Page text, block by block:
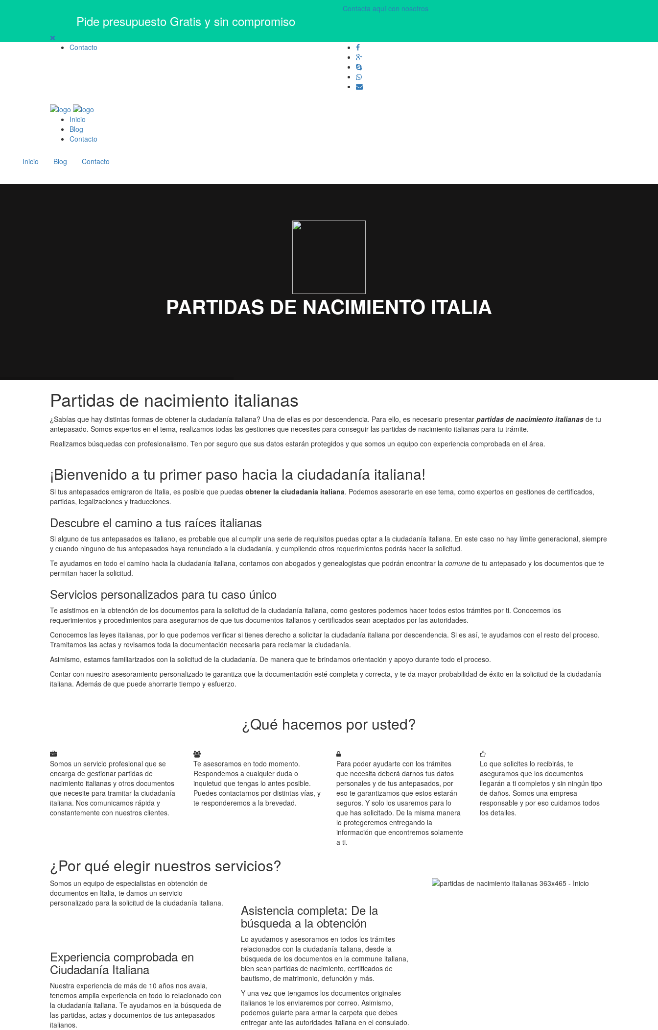
Pide presupuesto Gratis y sin compromiso
Contacta aquí con nosotros
Contacto
Inicio
Blog
Contacto
Inicio Blog Contacto
Partidas de nacimiento italianas
¿Sabías que hay distintas formas de obtener la ciudadanía italiana? Una de ellas es por descendencia. Para ello, es necesario presentar partidas de nacimiento italianas de tu
antepasado. Somos expertos en el tema, realizamos todas las gestiones que necesites para conseguir las partidas de nacimiento italianas para tu trámite.
Realizamos búsquedas con profesionalismo. Ten por seguro que sus datos estarán protegidos y que somos un equipo con experiencia comprobada en el área.
¡Bienvenido a tu primer paso hacia la ciudadanía italiana!
Si tus antepasados emigraron de Italia, es posible que puedas obtener la ciudadanía italiana. Podemos asesorarte en ese tema, como expertos en gestiones de certificados,
partidas, legalizaciones y traducciones.
Descubre el camino a tus raíces italianas
Si alguno de tus antepasados es italiano, es probable que al cumplir una serie de requisitos puedas optar a la ciudadanía italiana. En este caso no hay límite generacional, siempre
y cuando ninguno de tus antepasados haya renunciado a la ciudadanía, y cumpliendo otros requerimientos podrás hacer la solicitud.
Te ayudamos en todo el camino hacia la ciudadanía italiana, contamos con abogados y genealogistas que podrán encontrar la comune de tu antepasado y los documentos que te
permitan hacer la solicitud.
Servicios personalizados para tu caso único
Te asistimos en la obtención de los documentos para la solicitud de la ciudadanía italiana, como gestores podemos hacer todos estos trámites por ti. Conocemos los
requerimientos y procedimientos para asegurarnos de que tus documentos italianos y certificados sean aceptados por las autoridades.
Conocemos las leyes italianas, por lo que podemos verificar si tienes derecho a solicitar la ciudadanía italiana por descendencia. Si es así, te ayudamos con el resto del proceso.
Tramitamos las actas y revisamos toda la documentación necesaria para reclamar la ciudadanía.
Asimismo, estamos familiarizados con la solicitud de la ciudadanía. De manera que te brindamos orientación y apoyo durante todo el proceso.
Contar con nuestro asesoramiento personalizado te garantiza que la documentación esté completa y correcta, y te da mayor probabilidad de éxito en la solicitud de la ciudadanía
italiana. Además de que puede ahorrarte tiempo y esfuerzo.
¿Qué hacemos por usted?
Somos un servicio profesional que se
encarga de gestionar partidas de
nacimiento italianas y otros documentos
que necesite para tramitar la ciudadanía
italiana. Nos comunicamos rápida y
constantemente con nuestros clientes.
Te asesoramos en todo momento.
Respondemos a cualquier duda o
inquietud que tengas lo antes posible.
Puedes contactarnos por distintas vías, y
te responderemos a la brevedad.
Para poder ayudarte con los trámites
que necesita deberá darnos tus datos
personales y de tus antepasados, por
eso te garantizamos que estos estarán
seguros. Y solo los usaremos para lo
que has solicitado. De la misma manera
lo protegeremos entregando la
información que encontremos solamente
a ti.
Lo que solicites lo recibirás, te
aseguramos que los documentos
llegarán a ti completos y sin ningún tipo
de daños. Somos una empresa
responsable y por eso cuidamos todos
los detalles.
¿Por qué elegir nuestros servicios?
Somos un equipo de especialistas en obtención de
documentos en Italia, te damos un servicio
personalizado para la solicitud de la ciudadanía italiana.
Experiencia comprobada en
Ciudadanía Italiana
Nuestra experiencia de más de 10 años nos avala,
tenemos amplia experiencia en todo lo relacionado con
la ciudadanía italiana. Te ayudamos en la búsqueda de
las partidas, actas y documentos de tus antepasados
italianos.
Asistencia completa: De la
búsqueda a la obtención
Lo ayudamos y asesoramos en todos los trámites
relacionados con la ciudadanía italiana, desde la
búsqueda de los documentos en la commune italiana,
bien sean partidas de nacimiento, certificados de
bautismo, de matrimonio, defunción y más.
Y una vez que tengamos los documentos originales
italianos te los enviaremos por correo. Asimismo,
podemos guiarte para armar la carpeta que debes
entregar ante las autoridades italiana en el consulado.